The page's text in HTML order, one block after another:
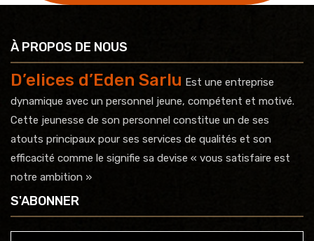
À PROPOS DE NOUS
D’elices d’Eden Sarlu Est une entreprise
dynamique avec un personnel jeune, compétent et motivé.
Cette jeunesse de son personnel constitue un de ses
atouts principaux pour ses services de qualités et son
efficacité comme le signifie sa devise « vous satisfaire est
notre ambition »
S'ABONNER